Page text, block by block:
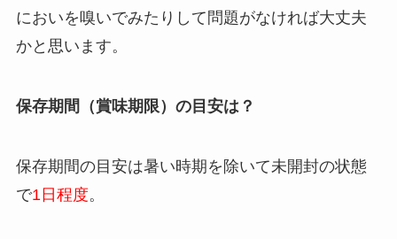
においを嗅いでみたりして問題がなければ大丈夫
かと思います。
保存期間（賞味期限）の目安は？
保存期間の目安は暑い時期を除いて未開封の状態
で1日程度。